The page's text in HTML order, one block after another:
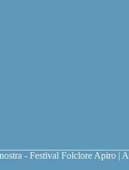
- Festival Folclore Apiro |